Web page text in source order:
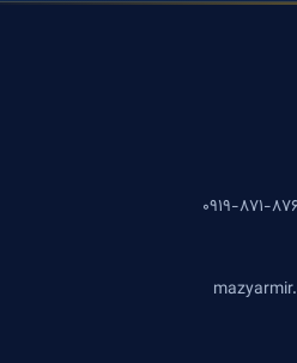
۸۷۱-۸۷۶۷